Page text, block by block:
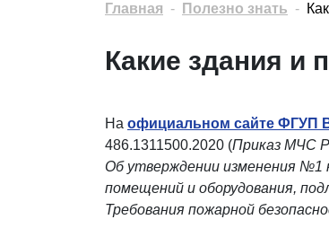
Главная Полезно знать
Какие здания и
На официальном сайте ФГУП
486.1311500.2020 (Приказ МЧС
Об утверждении изменения №1
помещений и оборудования,
Требования пожарной